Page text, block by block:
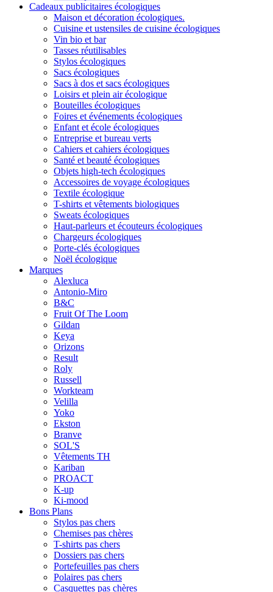
Cadeaux publicitaires écologiques
Maison et décoration écologiques.
Cuisine et ustensiles de cuisine écologiques
Vin bio et bar
Tasses réutilisables
Stylos écologiques
Sacs écologiques
Sacs à dos et sacs écologiques
Loisirs et plein air écologique
Bouteilles écologiques
Foires et événements écologiques
Enfant et école écologiques
Entreprise et bureau verts
Cahiers et cahiers écologiques
Santé et beauté écologiques
Objets high-tech écologiques
Accessoires de voyage écologiques
Textile écologique
T-shirts et vêtements biologiques
Sweats écologiques
Haut-parleurs et écouteurs écologiques
Chargeurs écologiques
Porte-clés écologiques
Noël écologique
Marques
Alexluca
Antonio-Miro
B&C
Fruit Of The Loom
Gildan
Keya
Orizons
Result
Roly
Russell
Workteam
Velilla
Yoko
Ekston
Branve
SOL'S
Vêtements TH
Kariban
PROACT
K-up
Ki-mood
Bons Plans
Stylos pas chers
Chemises pas chères
T-shirts pas chers
Dossiers pas chers
Portefeuilles pas chers
Polaires pas chers
Casquettes pas chères